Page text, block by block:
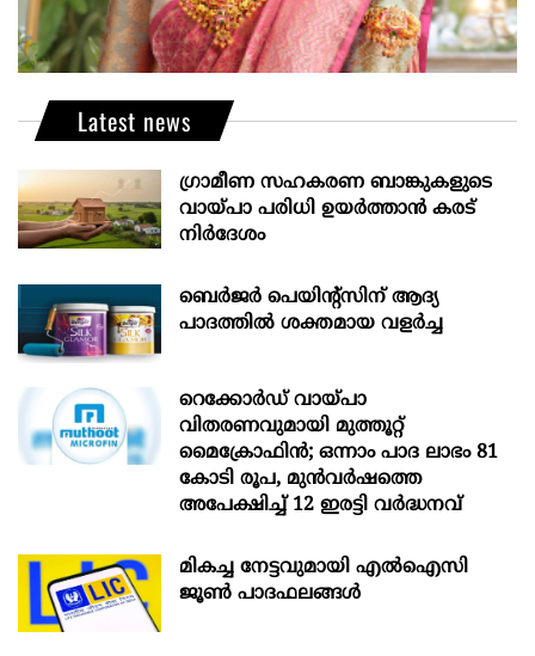
Latest news
ഗ്രാമീണ സഹകരണ ബാങ്കുകളുടെ
വായ്പാ പരിധി ഉയർത്താൻ കരട്
നിർദേശം
ബെർജർ പെയിന്റ്സിന് ആദ്യ
പാദത്തിൽ ശക്തമായ വളർച്ച
റെക്കോർഡ് വായ്പാ
വിതരണവുമായി മുത്തൂറ്റ്
മൈക്രോഫിൻ; ഒന്നാം പാദ ലാഭം 81
കോടി രൂപ, മുൻവർഷത്തെ
അപേക്ഷിച്ച് 12 ഇരട്ടി വർദ്ധനവ്
മികച്ച നേട്ടവുമായി എൽഐസി
ജൂൺ പാദഫലങ്ങൾ